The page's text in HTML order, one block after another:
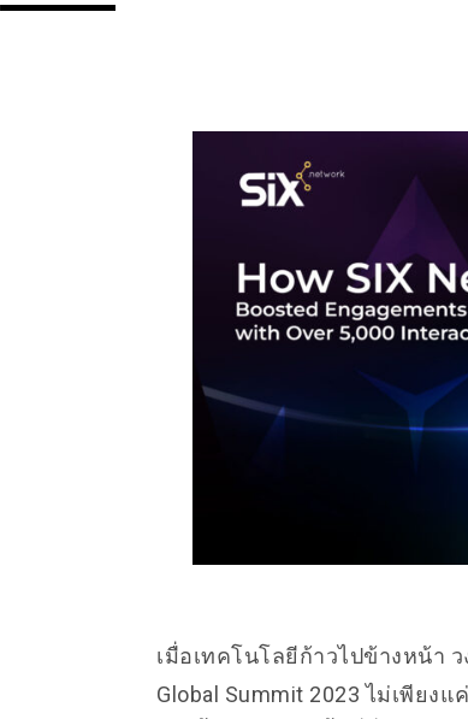
เมื่อเทคโนโลยีก้าวไปข้างหน้า
Global Summit 2023 ไม่เพียง